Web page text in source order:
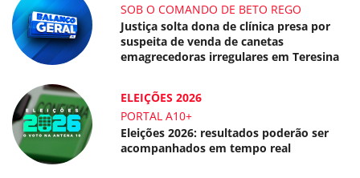
SOB O COMANDO DE BETO REGO
Justiça solta dona de clínica presa por
suspeita de venda de canetas
emagrecedoras irregulares em Teresina
ELEIÇÕES 2026
PORTAL A10+
Eleições 2026: resultados poderão ser
acompanhados em tempo real